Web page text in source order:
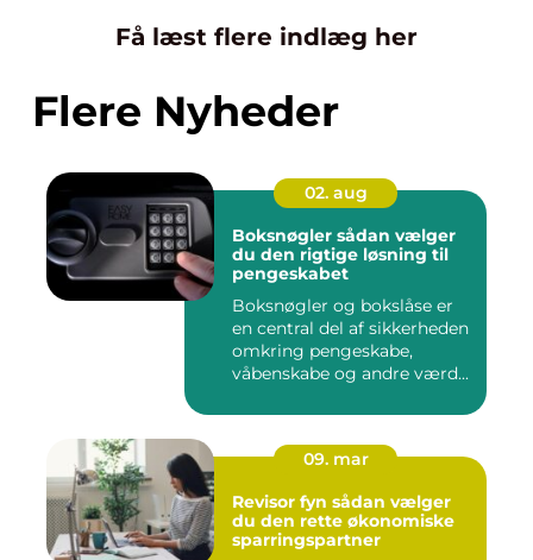
Få læst flere indlæg her
Flere Nyheder
02. aug
Boksnøgler sådan vælger
du den rigtige løsning til
pengeskabet
Boksnøgler og bokslåse er
en central del af sikkerheden
omkring pengeskabe,
våbenskabe og andre værd...
09. mar
Revisor fyn sådan vælger
du den rette økonomiske
sparringspartner